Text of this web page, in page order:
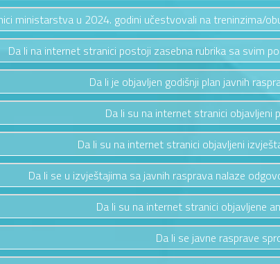
ministarstva u 2024. godini učestvovali na treninzima/
Da li na internet stranici postoji zasebna rubrika sa svim
Da li je objavljen godišnji plan javnih
Da li su na internet stranici objavljeni
Da li su na internet stranici objavljeni
Da li se u izvještajima sa javnih rasprava nalaze
Da li su na internet stranici objavljene
Da li se javne rasprave